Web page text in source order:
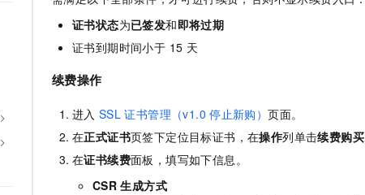
证书状态为已签发和即将过期
证书到期时间小于 15 天
续费操作
进入 SSL 证书管理（v1.0 停止新购）页面。
在正式证书页签下定位目标证书，在操作列单击续费购买
在证书续费面板，填写如下信息。
CSR 生成方式